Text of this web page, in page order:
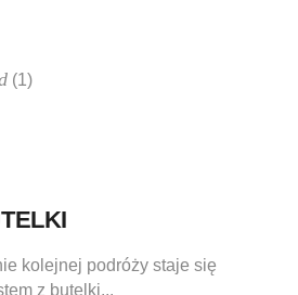
(1)
kolejnej podróży staje się
z butelki...